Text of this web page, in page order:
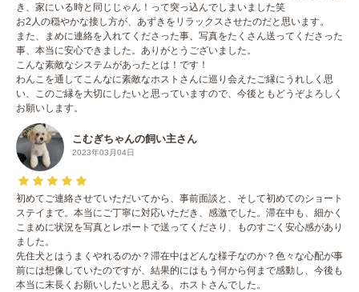
き、家にいる時と同じじゃん！って突っ込んでしまいました笑
お2人の穏やかな接し方が、あずきをリラックスさせたのだと思います。
また、まめに連絡を入れてくださった事、写真をたくさん送ってくださった
事、本当に安心できました。ありがとうございました。
こんな素敵なシステムがあったとは！です！
わんこを通してこんなに素敵なホストさんに巡り会えたご縁にうれしく思
い、このご縁を大切にしたいと思っていますので、今後ともどうぞよろしく
お願いします。
こむぎちゃんの飼い主さん
2023年03月04日
初めてご連絡させていただいてから、事前面談と、そして初めてのショート
ステイまで。本当にご丁寧に対応いただき、感激でした。滞在中も、細かく
こまめに状況を写真とレポートで送ってくださり、ものすごく安心感があり
ました。
先住犬とはうまくやれるのか？滞在中はどんな様子なのか？色々な心配が事
前には想像していたのですが、結果的にはもう何から何まで感動し、今後も
本当に末長くお願いしたいと思える、ホストさんでした。